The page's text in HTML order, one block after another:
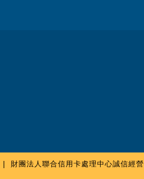
財團法人聯合信用卡處理中心誠信經營